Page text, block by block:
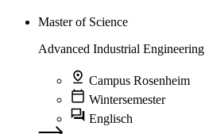
Master of Science
Advanced Industrial Engineering
Campus Rosenheim
Wintersemester
Englisch